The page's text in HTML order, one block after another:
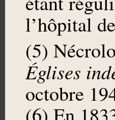
l’hôpital
(5)
Églises
octobre
(6) En